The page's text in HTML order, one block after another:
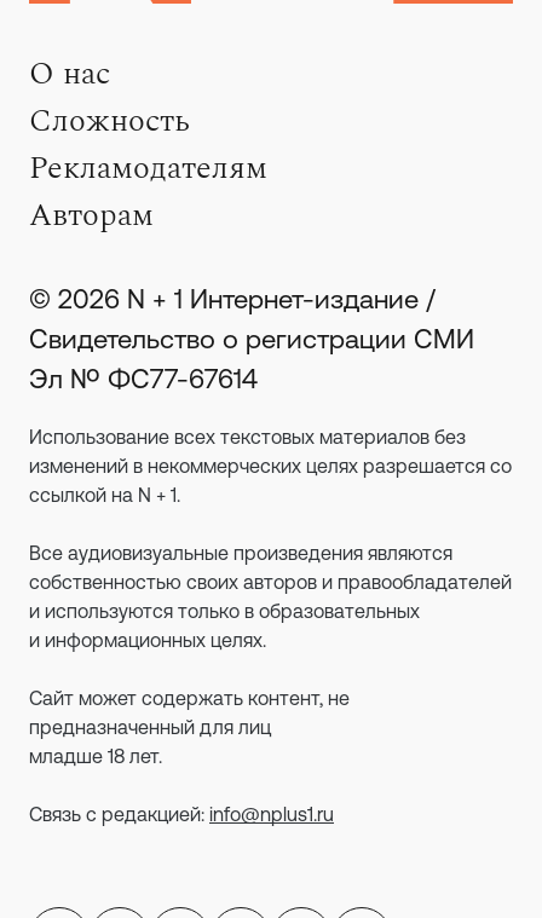
О нас
Сложность
Рекламодателям
Авторам
© 2026 N + 1 Интернет-издание /
Свидетельство о регистрации СМИ
Эл № ФС77-67614
Использование всех текстовых материалов без
изменений в некоммерческих целях разрешается со
ссылкой на N + 1.
Все аудиовизуальные произведения являются
собственностью своих авторов и правообладателей
и используются только в образовательных
и информационных целях.
Сайт может содержать контент, не
предназначенный для лиц
младше 18 лет.
Связь с редакцией: info@nplus1.ru